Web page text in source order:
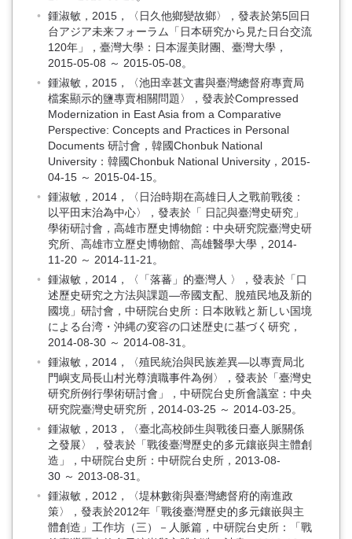
鍾淑敏，2015，〈日久他鄉變故鄉〉，發表於第5回日
台アジア未来フォーラム「日本研究から見た日台交流
120年」，臺灣大學：日本渥美財團、臺灣大學，
2015-05-08 ～ 2015-05-08。
鍾淑敏，2015，〈池田幸甚文書與臺灣總督府專賣局
檔案顯示的鹽專賣相關問題〉，發表於Compressed
Modernization in East Asia from a Comparative
Perspective: Concepts and Practices in Personal
Documents 研討會，韓國Chonbuk National
University：韓國Chonbuk National University，2015-
04-15 ～ 2015-04-15。
鍾淑敏，2014，〈日治時期在高雄日人之戰前戰後：
以平田末治為中心〉，發表於「 日記與臺灣史研究」
學術研討會，高雄市歷史博物館：中央研究院臺灣史研
究所、高雄市立歷史博物館、高雄醫學大學，2014-
11-20 ～ 2014-11-21。
鍾淑敏，2014，〈「落蕃」的臺灣人 〉，發表於「口
述歷史研究之方法與課題—帝國支配、脫殖民地及新的
國境」研討會，中研院台史所：日本敗戦と新しい国境
による台湾・沖縄の変容の口述歴史に基づく研究，
2014-08-30 ～ 2014-08-31。
鍾淑敏，2014，〈殖民統治與民族差異—以專賣局北
門嶼支局長山村光尊瀆職事件為例〉，發表於「臺灣史
研究所例行學術研討會」，中研院台史所會議室：中央
研究院臺灣史研究所，2014-03-25 ～ 2014-03-25。
鍾淑敏，2013，〈臺北高校師生與戰後日臺人脈關係
之發展〉，發表於「戰後臺灣歷史的多元鑲嵌與主體創
造」，中研院台史所：中研院台史所，2013-08-
30 ～ 2013-08-31。
鍾淑敏，2012，〈堤林數衛與臺灣總督府的南進政
策〉，發表於2012年「戰後臺灣歷史的多元鑲嵌與主
體創造」工作坊（三）－人脈篇，中研院台史所：「戰